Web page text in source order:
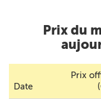
Prix du
Date
Prix